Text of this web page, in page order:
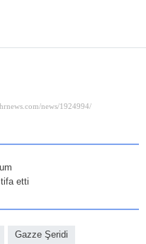
etti
Gazze Şeridi